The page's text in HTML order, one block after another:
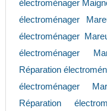
électroménager
électroménager
électroménager
électroménager
Réparation
électroménager
Réparation